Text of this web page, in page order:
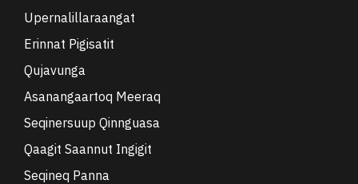
Upernalillaraangat
Erinnat Pigisatit
Qujavunga
Asanangaartoq Meeraq
Seqinersuup Qinnguasa
Qaagit Saannut Ingigit
Seqineq Panna